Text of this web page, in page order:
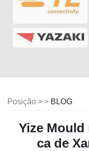
Posição > > BLOG
Yize Mould
ca de